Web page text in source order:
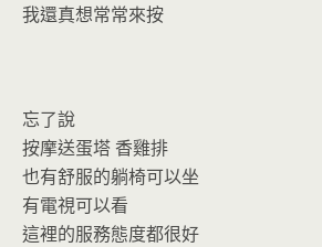
我還真想常常來按
忘了說
按摩送蛋塔 香雞排
也有舒服的躺椅可以坐
有電視可以看
這裡的服務態度都很好